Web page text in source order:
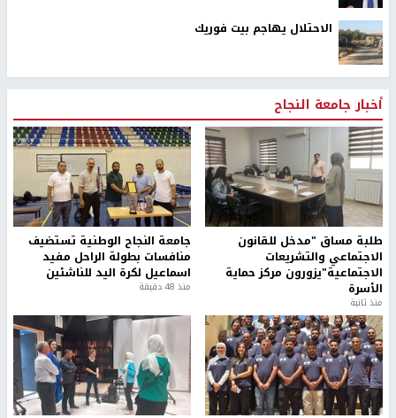
الاحتلال يهاجم بيت فوريك
أخبار جامعة النجاح
طلبة مساق "مدخل للقانون
الاجتماعي والتشريعات
الاجتماعية"يزورون مركز حماية
الأسرة
منذ ثانية
جامعة النجاح الوطنية تستضيف
منافسات بطولة الراحل مفيد
اسماعيل لكرة اليد للناشئين
منذ 48 دقيقة